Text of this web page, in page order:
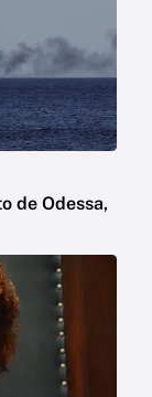
de Odessa,